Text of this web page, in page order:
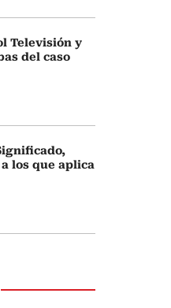
Televisión y
del caso
los que aplica